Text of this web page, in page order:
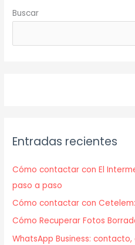
Buscar
Entradas recientes
Cómo contactar con El
paso a paso
Cómo contactar con
Cómo Recuperar Fotos
WhatsApp Business: